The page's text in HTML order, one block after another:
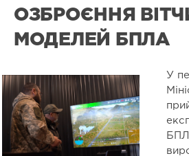
ОЗБРОЄННЯ
МОДЕЛЕЙ БПЛА
У